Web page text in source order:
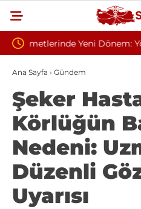
Sivilce Sandı, Cilt
Dikişle Uyandı
Ana Sayfa › Gündem
Şeker
Körlüğün
Nedeni:
Düzenli
Uyarısı